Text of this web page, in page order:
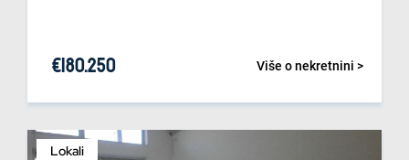
Više o nekretnini >
€180.250
Lokali